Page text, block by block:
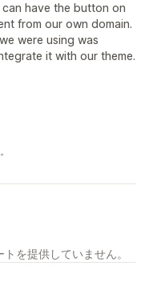
have the button on
from our own domain.
were using was
it with our theme.
を提供していません。